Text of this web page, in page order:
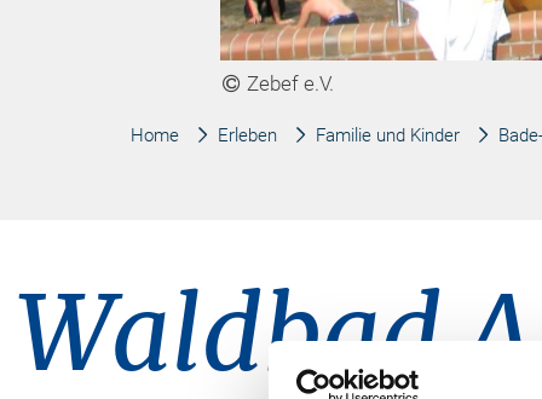
Zebef e.V.
Home Erleben Familie und Kinder
Waldbad